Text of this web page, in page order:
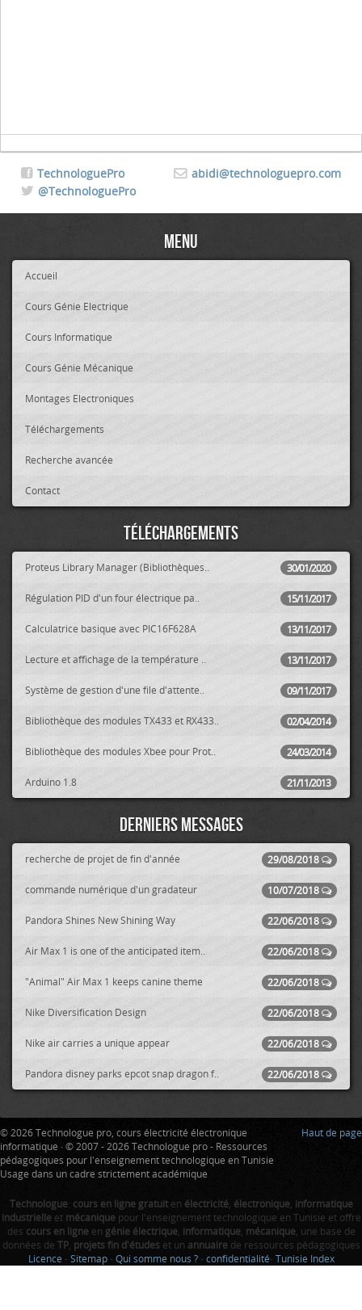
abidi@technologuepro.com
TechnologuePro
@TechnologuePro
Menu
Accueil
Cours Génie Electrique
Cours Informatique
Cours Génie Mécanique
Montages Electroniques
Téléchargements
Recherche avancée
Contact
Téléchargements
30/01/2020
Proteus Library Manager (Bibliothèques..
15/11/2017
Régulation PID d'un four électrique pa..
13/11/2017
Calculatrice basique avec PIC16F628A
13/11/2017
Lecture et affichage de la température ..
09/11/2017
Système de gestion d'une file d'attente..
02/04/2014
Bibliothèque des modules TX433 et RX433..
24/03/2014
Bibliothèque des modules Xbee pour Prot..
21/11/2013
Arduino 1.8
Derniers messages
29/08/2018
recherche de projet de fin d'année
10/07/2018
commande numérique d'un gradateur
22/06/2018
Pandora Shines New Shining Way
22/06/2018
Air Max 1 is one of the anticipated item..
22/06/2018
"Animal" Air Max 1 keeps canine theme
22/06/2018
Nike Diversification Design
22/06/2018
Nike air carries a unique appear
22/06/2018
Pandora disney parks epcot snap dragon f..
Haut de page
© 2026 Technologue pro, cours électricité électronique
informatique · © 2007 - 2026 Technologue pro - Ressources
pédagogiques pour l'enseignement technologique en Tunisie
Usage dans un cadre strictement académique
Technologue: cours en ligne gratuiten électricité, électronique, informatique
industrielleet mécaniquepour l'enseignement technologique en Tunisie et offre
des cours en ligneen génie électrique, informatique, mécanique, une base de
données de TP, projets fin d'étudeset un annuairede ressources pédagogiques
Licence - Sitemap - Qui somme nous ? - confidentialité- Tunisie Index